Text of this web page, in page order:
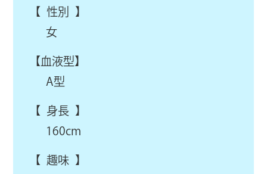
【 性別 】
女
【血液型】
A型
【 身長 】
160cm
【 趣味 】